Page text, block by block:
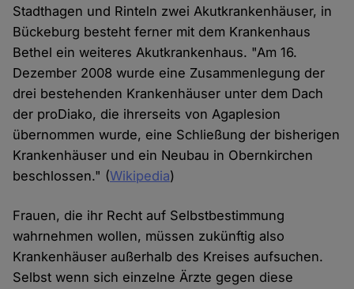
Stadthagen und Rinteln zwei Akutkrankenhäuser, in
Bückeburg besteht ferner mit dem Krankenhaus
Bethel ein weiteres Akutkrankenhaus. "Am 16.
Dezember 2008 wurde eine Zusammenlegung der
drei bestehenden Krankenhäuser unter dem Dach
der proDiako, die ihrerseits von Agaplesion
übernommen wurde, eine Schließung der bisherigen
Krankenhäuser und ein Neubau in Obernkirchen
beschlossen." (Wikipedia)
Frauen, die ihr Recht auf Selbstbestimmung
wahrnehmen wollen, müssen zukünftig also
Krankenhäuser außerhalb des Kreises aufsuchen.
Selbst wenn sich einzelne Ärzte gegen diese